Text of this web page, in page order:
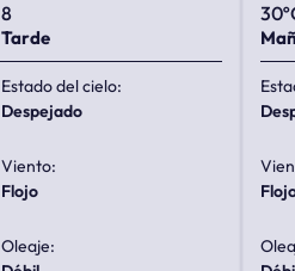
8
Tarde
Estado del cielo:
despejado
Viento:
flojo
Oleaje: